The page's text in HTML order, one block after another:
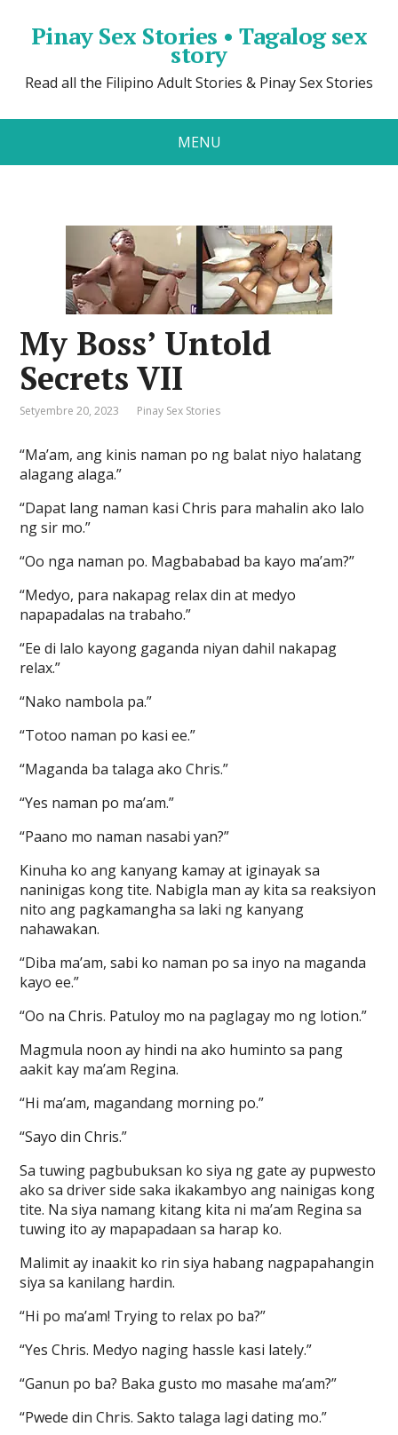
Pinay Sex Stories • Tagalog sex
story
Read all the Filipino Adult Stories & Pinay Sex Stories
MENU
My Boss’ Untold
Secrets VII
Setyembre 20, 2023 Pinay Sex Stories
“Ma’am, ang kinis naman po ng balat niyo halatang
alagang alaga.”
“Dapat lang naman kasi Chris para mahalin ako lalo
ng sir mo.”
“Oo nga naman po. Magbababad ba kayo ma’am?”
“Medyo, para nakapag relax din at medyo
napapadalas na trabaho.”
“Ee di lalo kayong gaganda niyan dahil nakapag
relax.”
“Nako nambola pa.”
“Totoo naman po kasi ee.”
“Maganda ba talaga ako Chris.”
“Yes naman po ma’am.”
“Paano mo naman nasabi yan?”
Kinuha ko ang kanyang kamay at iginayak sa
naninigas kong tite. Nabigla man ay kita sa reaksiyon
nito ang pagkamangha sa laki ng kanyang
nahawakan.
“Diba ma’am, sabi ko naman po sa inyo na maganda
kayo ee.”
“Oo na Chris. Patuloy mo na paglagay mo ng lotion.”
Magmula noon ay hindi na ako huminto sa pang
aakit kay ma’am Regina.
“Hi ma’am, magandang morning po.”
“Sayo din Chris.”
Sa tuwing pagbubuksan ko siya ng gate ay pupwesto
ako sa driver side saka ikakambyo ang nainigas kong
tite. Na siya namang kitang kita ni ma’am Regina sa
tuwing ito ay mapapadaan sa harap ko.
Malimit ay inaakit ko rin siya habang nagpapahangin
siya sa kanilang hardin.
“Hi po ma’am! Trying to relax po ba?”
“Yes Chris. Medyo naging hassle kasi lately.”
“Ganun po ba? Baka gusto mo masahe ma’am?”
“Pwede din Chris. Sakto talaga lagi dating mo.”